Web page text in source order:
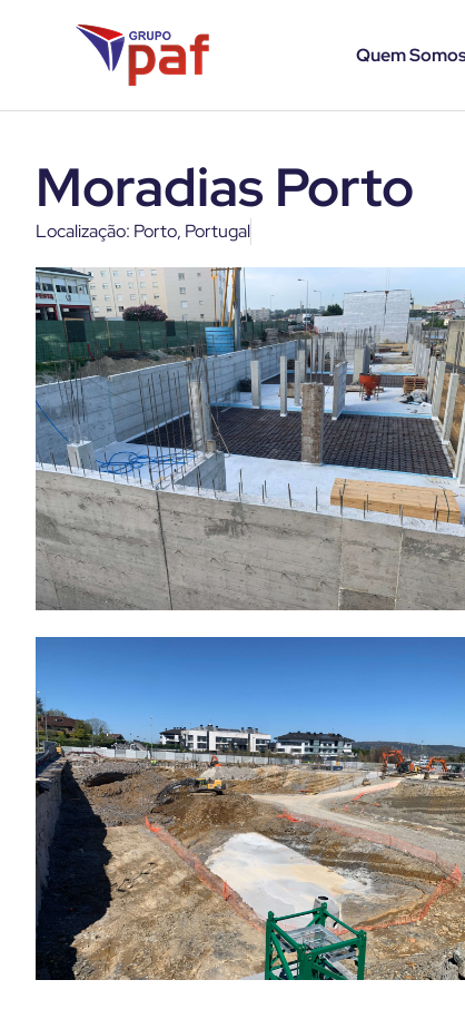
Quem
Moradias Porto
Localização: Porto, Portugal